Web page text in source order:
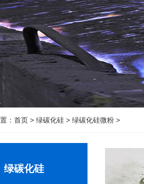
： 首页 > 绿碳化硅 > 绿碳化硅微粉 >
绿碳化硅